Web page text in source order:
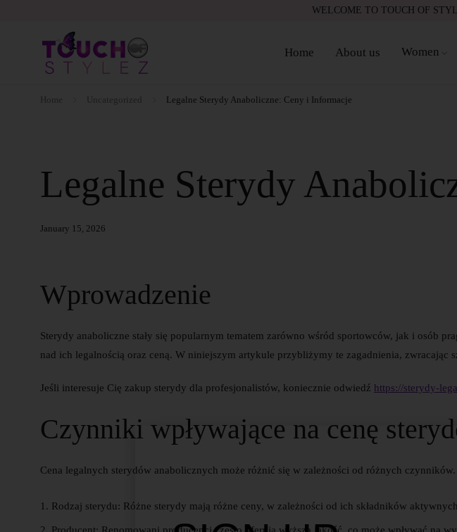
WELCOME TO TOUCH OF
Home About us Women
Home Uncategorized Legalne Sterydy Anaboliczne: Ceny i Informacje
Legalne Sterydy
January 15, 2026
Wprowadzenie
Sterydy anaboliczne stały się popularnym tematem zarówno wśród sportowców, jak i osób
nad ich legalnością oraz ceną. W niniejszym artykule przybliżymy te zagadnienia, zwracając
Jeśli interesuje Cię zakup sterydy dla profesjonalistów, koniecznie odwiedź https://sterydy-
Czynniki wpływające na cenę
Cena legalnych sterydów anabolicznych może różnić się w zależności od różnych
Rodzaj sterydu: Różne sterydy mają różne ceny, w zależności od ich składników